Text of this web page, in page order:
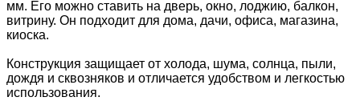
мм. Его можно ставить на дверь, окно, лоджию, балкон,
витрину. Он подходит для дома, дачи, офиса, магазина,
киоска.
Конструкция защищает от холода, шума, солнца, пыли,
дождя и сквозняков и отличается удобством и легкостью
использования.